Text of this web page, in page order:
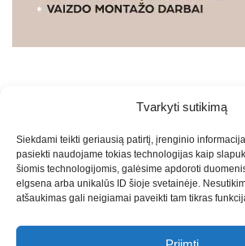
Tvarkyti sutikimą
Siekdami teikti geriausią patirtį, įrenginio
pasiekti naudojame tokias technologijas kaip
šiomis technologijomis, galėsime apdoroti
elgsena arba unikalūs ID šioje svetainėje.
atšaukimas gali neigiamai paveikti tam tikras
PASLAUGOS. SEO tekstų rašymas,
straipsnių rašymas ir talpinimas į mūsų
svetaines.2026Armijai.LTTheme:
Themes.